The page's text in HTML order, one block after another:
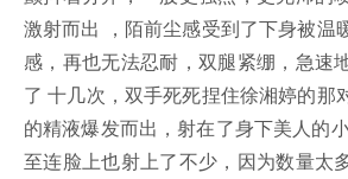
激射而出 ，陌前尘感受到了下身被温
感，再也无法忍耐，双腿紧绷，急速
了 十几次，双手死死捏住徐湘婷的那
的精液爆发而出，射在了身下美人的
至连脸上也射上了不少，因为数量太